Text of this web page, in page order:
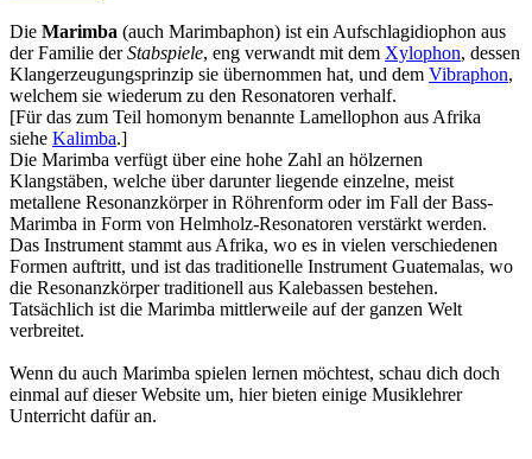
Die Marimba (auch Marimbaphon) ist ein Aufschlagidiophon aus
der Familie derStabspiele, eng verwandt mit dem Xylophon, dessen
Klangerzeugungsprinzip sie übernommen hat, und dem Vibraphon,
welchem sie wiederum zu den Resonatoren verhalf.
[Für das zum Teil homonym benannte Lamellophon aus Afrika
siehe Kalimba.]
Die Marimba verfügt über eine hohe Zahl an hölzernen
Klangstäben, welche über darunter liegende einzelne, meist
metallene Resonanzkörper in Röhrenform oder im Fall der Bass-
Marimba in Form von Helmholz-Resonatoren verstärkt werden.
Das Instrument stammt aus Afrika, wo es in vielen verschiedenen
Formen auftritt, und ist das traditionelle Instrument Guatemalas, wo
die Resonanzkörper traditionell aus Kalebassen bestehen.
Tatsächlich ist die Marimba mittlerweile auf der ganzen Welt
verbreitet.
Wenn du auch Marimba spielen lernen möchtest, schau dich doch
einmal auf dieser Website um, hier bieten einige Musiklehrer
Unterricht dafür an.